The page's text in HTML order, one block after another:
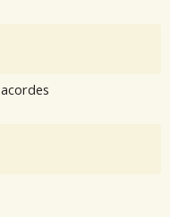
acordes